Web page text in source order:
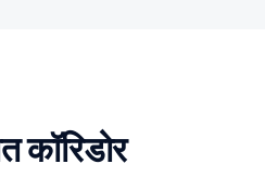
कॉरिडोर